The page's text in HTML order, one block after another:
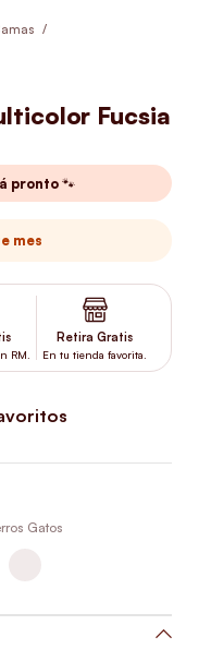
Fucsia
pronto 🐾
mes
RM.
Retira Gratis
En tu tienda favorita.
Gatos